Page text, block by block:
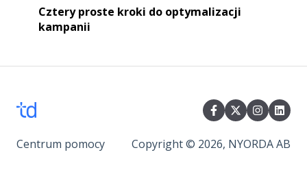
Techniczne
Rozliczenia
Cztery proste kroki do optymalizacji
kampanii
Centrum pomocy Copyright © 2026, NYORDA AB